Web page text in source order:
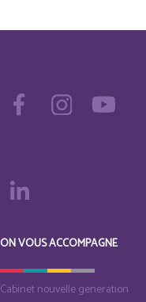
ON VOUS ACCOMPAGNE
Cabinet nouvelle generation